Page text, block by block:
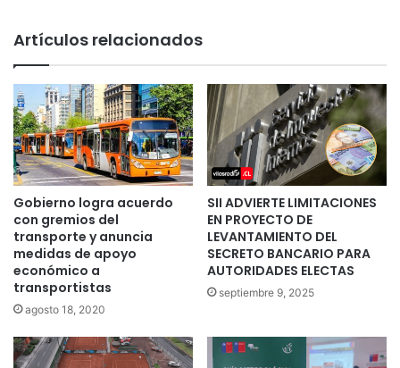
Artículos relacionados
Gobierno logra acuerdo
con gremios del
transporte y anuncia
medidas de apoyo
económico a
transportistas
agosto 18, 2020
SII ADVIERTE LIMITACIONES
EN PROYECTO DE
LEVANTAMIENTO DEL
SECRETO BANCARIO PARA
AUTORIDADES ELECTAS
septiembre 9, 2025